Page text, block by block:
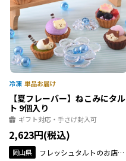
【夏フレーバー】ねこみにタル
ト 9個入り
ギフト対応・手さげ封入可
2,623円(税込)
岡山県
フレッシュタルトのお店